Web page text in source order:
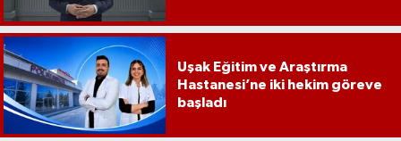
Uşak Eğitim ve Araştırma
Hastanesi’ne iki hekim göreve
başladı